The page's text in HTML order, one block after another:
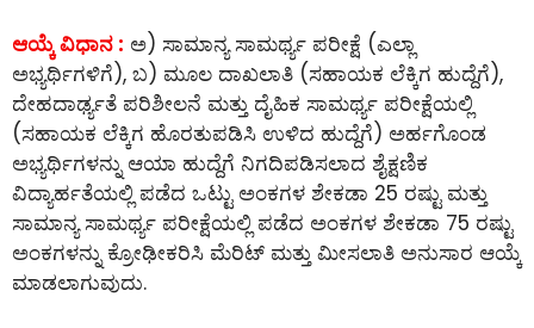
ಆಯ್ಕೆ ವಿಧಾನ : ಅ) ಸಾಮಾನ್ಯ ಸಾಮರ್ಥ್ಯ ಪರೀಕ್ಷೆ (ಎಲ್ಲಾ
ಅಭ್ಯರ್ಥಿಗಳಿಗೆ), ಬ) ಮೂಲ ದಾಖಲಾತಿ (ಸಹಾಯಕ ಲೆಕ್ಕಿಗ ಹುದ್ದೆಗೆ),
ದೇಹದಾರ್ಢ್ಯತೆ ಪರಿಶೀಲನೆ ಮತ್ತು ದೈಹಿಕ ಸಾಮರ್ಥ್ಯ ಪರೀಕ್ಷೆಯಲ್ಲಿ
(ಸಹಾಯಕ ಲೆಕ್ಕಿಗ ಹೊರತುಪಡಿಸಿ ಉಳಿದ ಹುದ್ದೆಗೆ) ಅರ್ಹಗೊಂಡ
ಅಭ್ಯರ್ಥಿಗಳನ್ನು ಆಯಾ ಹುದ್ದೆಗೆ ನಿಗದಿಪಡಿಸಲಾದ ಶೈಕ್ಷಣಿಕ
ವಿದ್ಯಾರ್ಹತೆಯಲ್ಲಿ ಪಡೆದ ಒಟ್ಟು ಅಂಕಗಳ ಶೇಕಡಾ 25 ರಷ್ಟು ಮತ್ತು
ಸಾಮಾನ್ಯ ಸಾಮರ್ಥ್ಯ ಪರೀಕ್ಷೆಯಲ್ಲಿ ಪಡೆದ ಅಂಕಗಳ ಶೇಕಡಾ 75 ರಷ್ಟು
ಅಂಕಗಳನ್ನು ಕ್ರೋಢೀಕರಿಸಿ ಮೆರಿಟ್ ಮತ್ತು ಮೀಸಲಾತಿ ಅನುಸಾರ ಆಯ್ಕೆ
ಮಾಡಲಾಗುವುದು.